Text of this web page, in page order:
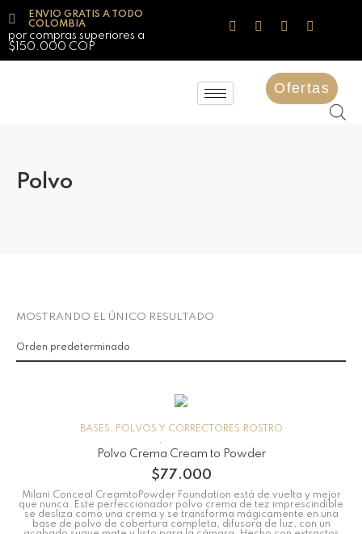
ENVIO GRATIS A TODO
COLOMBIA
por compras superiores a
$150.000 COP
Ofertas
Polvo
MOSTRANDO EL ÚNICO RESULTADO
BASES, POLVOS Y CORRECTORES ROSTRO
Polvo Crema Cream to Powder
$77.000
Milani Conceal CreamtoPowder Foundation está de vuelta y mejor
que nunca. Este perfeccionador polvo crema de tez imprescindible
se desliza como una crema y se transforma mágicamente en una
base de polvo de cobertura completa, difusora de luz, con un